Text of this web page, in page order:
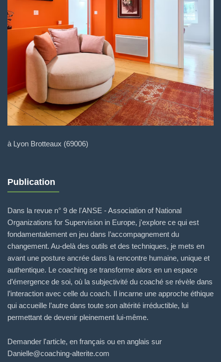
à Lyon Brotteaux (69006)
Publication
Dans la revue n° 9 de l'ANSE - Association of National
Organizations for Supervision in Europe, j'explore ce qui est
fondamentalement en jeu dans l’accompagnement du
changement. Au-delà des outils et des techniques, je mets en
avant une posture ancrée dans la rencontre humaine, unique et
authentique. Le coaching se transforme alors en un espace
d’émergence de soi, où la subjectivité du coaché se révèle dans
l’interaction avec celle du coach. Il incarne une approche éthique
qui accueille l’autre dans toute son altérité irréductible, lui
permettant de devenir pleinement lui-même.
Demander l'article, en français ou en anglais sur
Danielle@coaching-alterite.com